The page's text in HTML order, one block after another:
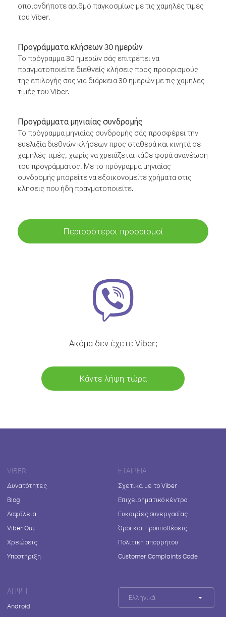
οποιονδήποτε αριθμό παγκοσμίως με τις χαμηλές τιμές
του Viber.
Προγράμματα κλήσεων 30 ημερών
Το πρόγραμμα 30 ημερών σάς επιτρέπει να
πραγματοποιείτε διεθνείς κλήσεις προς προορισμούς
της επιλογής σας για διάρκεια 30 ημερών με τις χαμηλές
τιμές του Viber.
Προγράμματα μηνιαίας συνδρομής
Το πρόγραμμα μηνιαίας συνδρομής σάς προσφέρει την
ευελιξία διεθνών κλήσεων προς σταθερά και κινητά σε
χαμηλές τιμές, χωρίς να χρειάζεται κάθε φορά ανανέωση
του προγράμματος. Με το πρόγραμμα μηνιαίας
συνδρομής μπορείτε να εξοικονομείτε χρήματα στις
κλήσεις που ήδη πραγματοποιείτε.
Περισσότεροι προορισμοί
Ακόμα δεν έχετε Viber;
Κάντε λήψη τώρα
VIBER
Δυνατότητες
Blog
Ασφάλεια
Viber Out
Χρεώσεις
Υποστήριξη
ΕΤΑΙΡΕΊΑ
Σχετικά με το Viber
Επιχειρηματικό κέντρο
Ευκαιρίες συνεργασίας
Όροι και Προϋποθέσεις
Πολιτική απορρήτου
Customer Complaints Code
ΛΉΨΗ
Android
Ελληνικά